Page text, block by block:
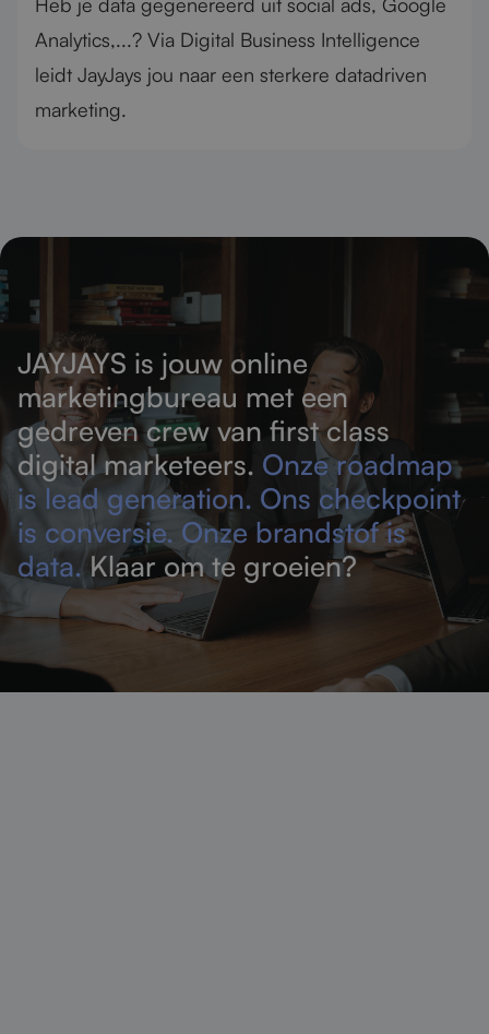
Analytics,...? Via Digital Business Intelligence
leidt JayJays jou naar een sterkere datadriven
marketing.
JAYJAYS is jouw online
marketingbureau met een
gedreven crew van first class
digital marketeers. Onze roadmap
is lead generation. Ons checkpoint
is conversie. Onze brandstof is
data.Klaar om te groeien?